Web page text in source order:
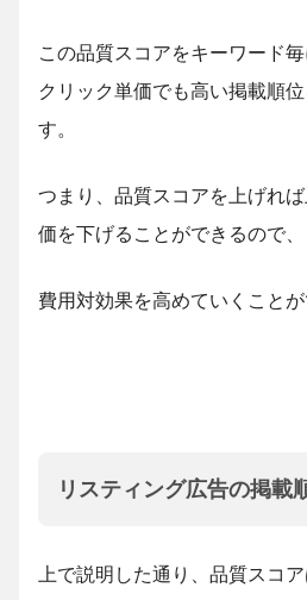
この品質スコアをキーワード
クリック単価でも高い掲載順
す。
つまり、品質スコアを上げれ
価を下げることができるので
費用対効果を高めていくことが
リスティング広告の掲載
上で説明した通り、品質スコ